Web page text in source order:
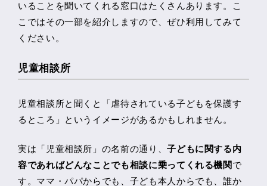
いることを聞いてくれる窓口はたくさんあります。こ
こではその一部を紹介しますので、ぜひ利用してみて
ください。
児童相談所
児童相談所と聞くと「虐待されている子どもを保護す
るところ」というイメージがあるかもしれません。
実は「児童相談所」の名前の通り、子どもに関する内
容であればどんなことでも相談に乗ってくれる機関 で
す。ママ・パパからでも、子ども本人からでも、誰か